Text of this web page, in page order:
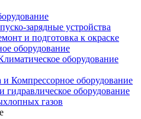
зарядные устройства
и подготовка к окраске
оборудование
оборудование
Компрессорное оборудование
гидравлическое оборудование
газов